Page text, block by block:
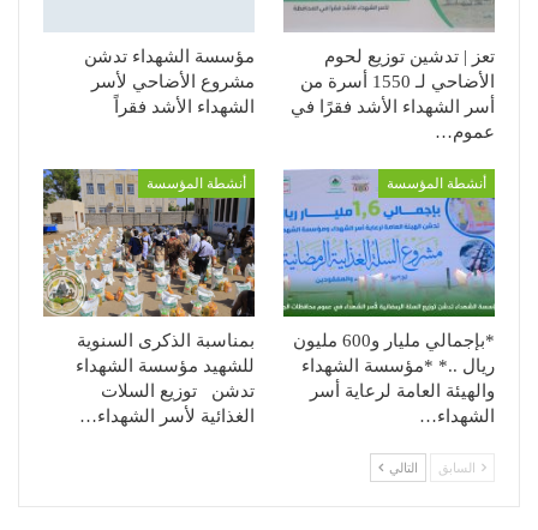
تعز | تدشين توزيع لحوم
الأضاحي لـ 1550 أسرة من
أسر الشهداء الأشد فقرًا في
عموم…
مؤسسة الشهداء تدشن
مشروع الأضاحي لأسر
الشهداء الأشد فقراً
أنشطة المؤسسة
*بإجمالي مليار و600 مليون
ريال ..* *مؤسسة الشهداء
والهيئة العامة لرعاية أسر
الشهداء…
أنشطة المؤسسة
بمناسبة الذكرى السنوية
للشهيد مؤسسة الشهداء
تدشن توزيع السلات
الغذائية لأسر الشهداء…
السابق التالي